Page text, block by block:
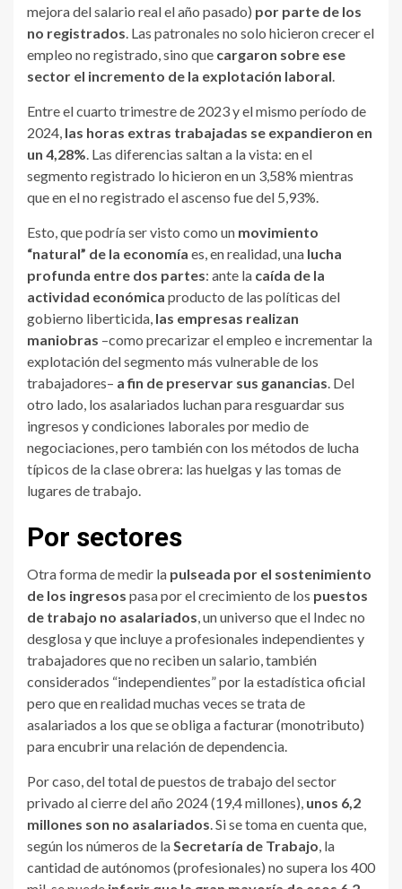
mejora del salario real el año pasado) por parte de los
no registrados. Las patronales no solo hicieron crecer el
empleo no registrado, sino que cargaron sobre ese
sector el incremento de la explotación laboral.
Entre el cuarto trimestre de 2023 y el mismo período de
2024, las horas extras trabajadas se expandieron en
un 4,28%. Las diferencias saltan a la vista: en el
segmento registrado lo hicieron en un 3,58% mientras
que en el no registrado el ascenso fue del 5,93%.
Esto, que podría ser visto como un movimiento
“natural” de la economía es, en realidad, una lucha
profunda entre dos partes: ante la caída de la
actividad económica producto de las políticas del
gobierno liberticida, las empresas realizan
maniobras –como precarizar el empleo e incrementar la
explotación del segmento más vulnerable de los
trabajadores– a fin de preservar sus ganancias. Del
otro lado, los asalariados luchan para resguardar sus
ingresos y condiciones laborales por medio de
negociaciones, pero también con los métodos de lucha
típicos de la clase obrera: las huelgas y las tomas de
lugares de trabajo.
Por sectores
Otra forma de medir la pulseada por el sostenimiento
de los ingresos pasa por el crecimiento de los puestos
de trabajo no asalariados, un universo que el Indec no
desglosa y que incluye a profesionales independientes y
trabajadores que no reciben un salario, también
considerados “independientes” por la estadística oficial
pero que en realidad muchas veces se trata de
asalariados a los que se obliga a facturar (monotributo)
para encubrir una relación de dependencia.
Por caso, del total de puestos de trabajo del sector
privado al cierre del año 2024 (19,4 millones), unos 6,2
millones son no asalariados. Si se toma en cuenta que,
según los números de laSecretaría de Trabajo, la
cantidad de autónomos (profesionales) no supera los 400